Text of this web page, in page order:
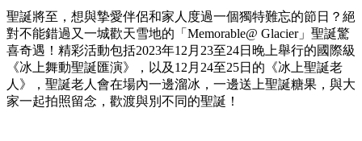
聖誕將至，想與摯愛伴侶和家人度過一個獨特難忘的節日？絕
對不能錯過又一城歡天雪地的「Memorable@ Glacier」聖誕驚
喜奇遇！精彩活動包括2023年12月23至24日晚上舉行的國際級
《冰上舞動聖誕匯演》，以及12月24至25日的《冰上聖誕老
人》，聖誕老人會在場內一邊溜冰，一邊送上聖誕糖果，與大
家一起拍照留念，歡渡與別不同的聖誕！